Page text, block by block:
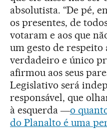
absolutista. “De pé,
os presentes, de
votaram e aos que
um gesto de respeito
verdadeiro e único
afirmou aos seus
Legislativo será
responsável, que
à esquerda ―o
do Planalto é uma